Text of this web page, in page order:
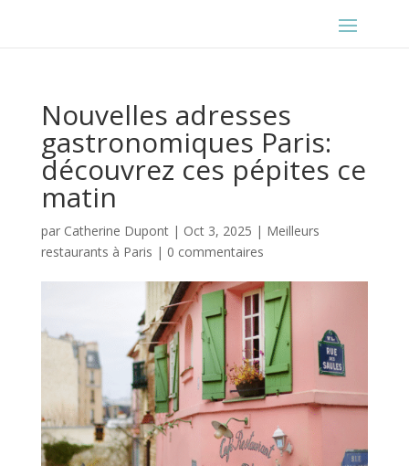
Nouvelles adresses
gastronomiques Paris:
découvrez ces pépites ce
matin
par Catherine Dupont| Oct 3, 2025 | Meilleurs
restaurants à Paris | 0 commentaires